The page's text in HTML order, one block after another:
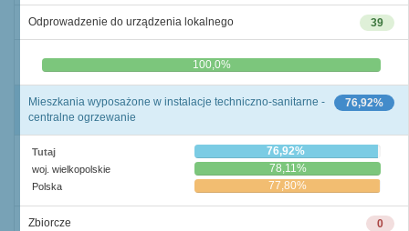
39
Odprowadzenie do urządzenia lokalnego
0,0% 100,0%
76,92%
Mieszkania wyposażone w instalacje techniczno-sanitarne -
centralne ogrzewanie
Tutaj 76,92%
woj. wielkopolskie 78,11%
Polska 77,80%
0
Zbiorcze